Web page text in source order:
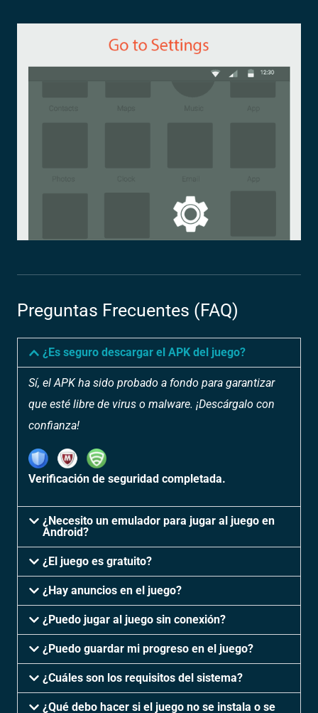
Preguntas Frecuentes (FAQ)
¿Es seguro descargar el APK del juego?
Sí, el APK ha sido probado a fondo para garantizar
que esté libre de virus o malware. ¡Descárgalo con
confianza!
Verificación de seguridad completada.
¿Necesito un emulador para jugar al juego en
Android?
¿El juego es gratuito?
¿Hay anuncios en el juego?
¿Puedo jugar al juego sin conexión?
¿Puedo guardar mi progreso en el juego?
¿Cuáles son los requisitos del sistema?
¿Qué debo hacer si el juego no se instala o se